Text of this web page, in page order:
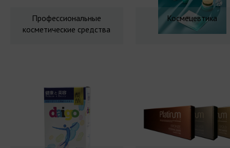
Профессиональные
косметические средства
Космецевтика